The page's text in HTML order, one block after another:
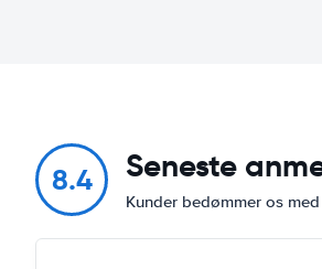
8.4 Seneste
Kunder bedømmer os